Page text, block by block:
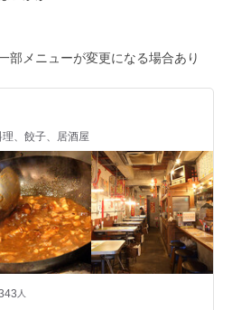
部メニューが変更になる場合あり
、餃子、居酒屋
人